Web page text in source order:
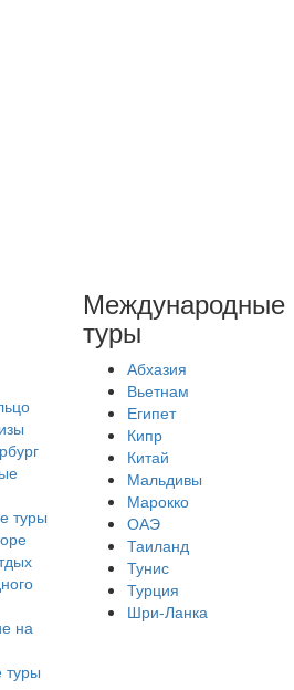
туры
на
туры
Международные
туры
Абхазия
Вьетнам
Египет
Кипр
Китай
Мальдивы
Марокко
ОАЭ
Таиланд
Тунис
Турция
Шри-Ланка